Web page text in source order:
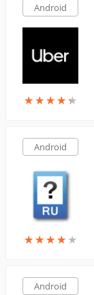
Android
★★★★★
★★★★★
Android
★★★★ ★
★★★★ ★
Android